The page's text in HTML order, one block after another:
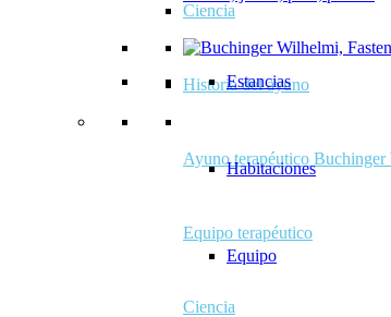
Estancias
Habitaciones
Equipo
Ciencia
Historia del ayuno
Ayuno terapéutico
Equipo terapéutico
Ciencia